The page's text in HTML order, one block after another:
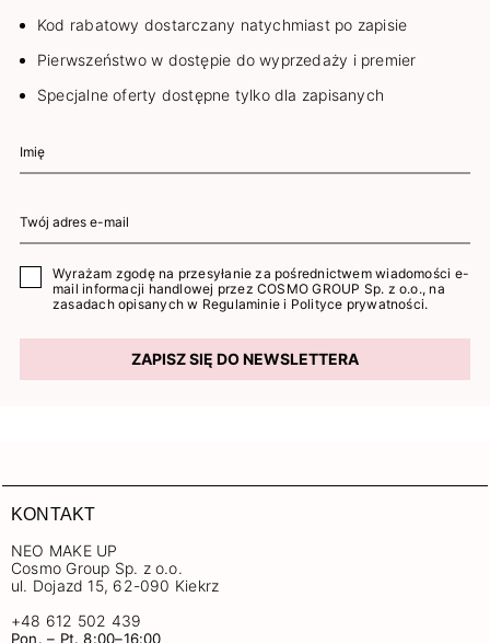
Kod rabatowy dostarczany natychmiast po zapisie
Pierwszeństwo w dostępie do wyprzedaży i premier
Specjalne oferty dostępne tylko dla zapisanych
Wyrażam zgodę na przesyłanie za pośrednictwem wiadomości e-
mail informacji handlowej przez COSMO GROUP Sp. z o.o., na
zasadach opisanych w Regulaminie i Polityce prywatności.
ZAPISZ SIĘ DO NEWSLETTERA
KONTAKT
NEO MAKE UP
Cosmo Group Sp. z o.o.
ul. Dojazd 15, 62-090 Kiekrz
+48 612 502 439
Pon. – Pt. 8:00–16:00